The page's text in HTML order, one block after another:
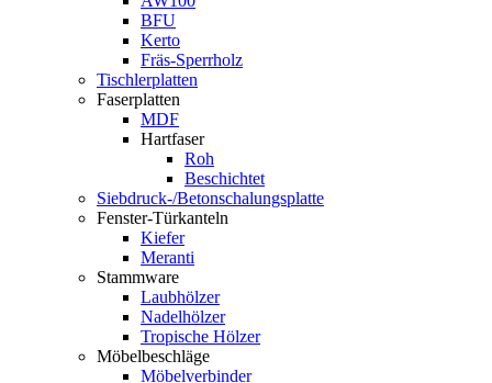
BFU
Kerto
Fräs-Sperrholz
Tischlerplatten
Faserplatten
MDF
Hartfaser
Roh
Beschichtet
Siebdruck-/Betonschalungsplatte
Fenster-Türkanteln
Kiefer
Meranti
Stammware
Laubhölzer
Nadelhölzer
Tropische Hölzer
Möbelbeschläge
Möbelverbinder